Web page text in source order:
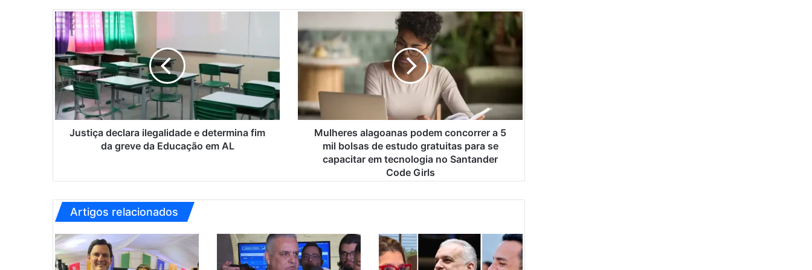
J
u
s
t
i
ç
a
d
e
a
e
g
a
l
Justiça declara ilegalidade e determina fim
da greve da Educação em AL
u
l
h
e
s
a
a
p
o
d
Mulheres alagoanas podem concorrer a 5
mil bolsas de estudo gratuitas para se
capacitar em tecnologia no Santander
Code Girls
Artigos relacionados